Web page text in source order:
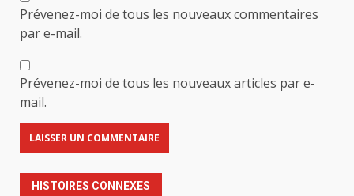
Prévenez-moi de tous les nouveaux commentaires
par e-mail.
Prévenez-moi de tous les nouveaux articles par e-
mail.
HISTOIRES CONNEXES